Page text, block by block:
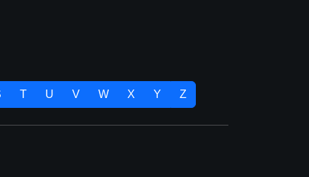
T U V W X Y Z